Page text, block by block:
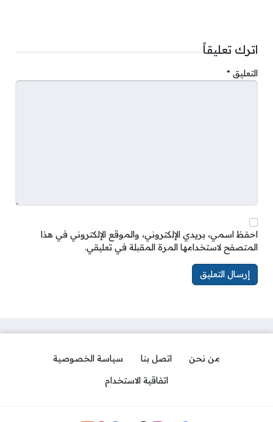
اترك تعليقاً
التعليق *
احفظ اسمي، بريدي الإلكتروني، والموقع الإلكتروني في هذا
المتصفح لاستخدامها المرة المقبلة في تعليقي.
من نحن اتصل بنا
سياسة الخصوصية
اتفاقية الاستخدام